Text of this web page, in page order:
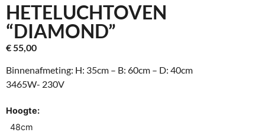
HETELUCHTOVEN
“DIAMOND”
€55,00
Binnenafmeting: H: 35cm – B: 60cm – D: 40cm
3465W- 230V
Hoogte:
48cm